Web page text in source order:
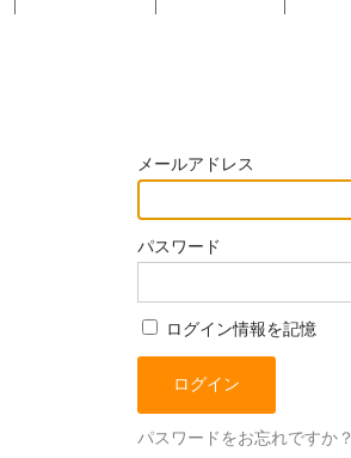
メールアドレス
パスワード
ログイン情報を記憶
パスワードをお忘れですか？